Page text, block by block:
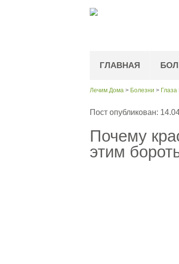
ГЛАВНАЯ
Лечим Дома > Болезни > Глаза
Пост опубликован:
Почему
этим